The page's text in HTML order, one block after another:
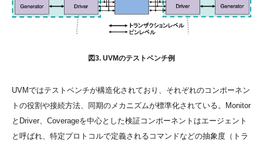
図3. UVMのテストベンチ例
UVMではテストベンチが構造化されており、それぞれのコンポーネン
トの役割や接続方法、同期のメカニズムが標準化されている。Monitor
とDriver、Coverageを中心とした検証コンポーネントはエージェント
と呼ばれ、特定プロトコルで定義されるコマンドなどの抽象度（トラ